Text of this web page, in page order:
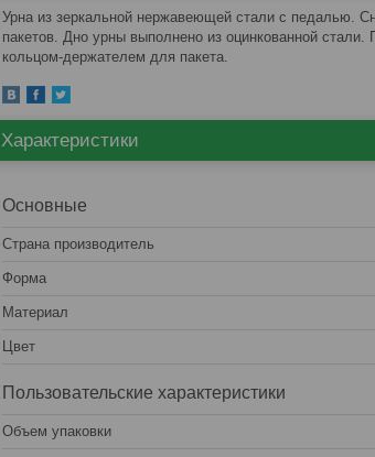
Урна из зеркальной нержавеющей стали с педалью.
пакетов. Дно урны выполнено из оцинкованной
кольцом-держателем для пакета.
Характеристики
Основные
Страна производитель
Форма
Материал
Цвет
Пользовательские характеристики
Объем упаковки